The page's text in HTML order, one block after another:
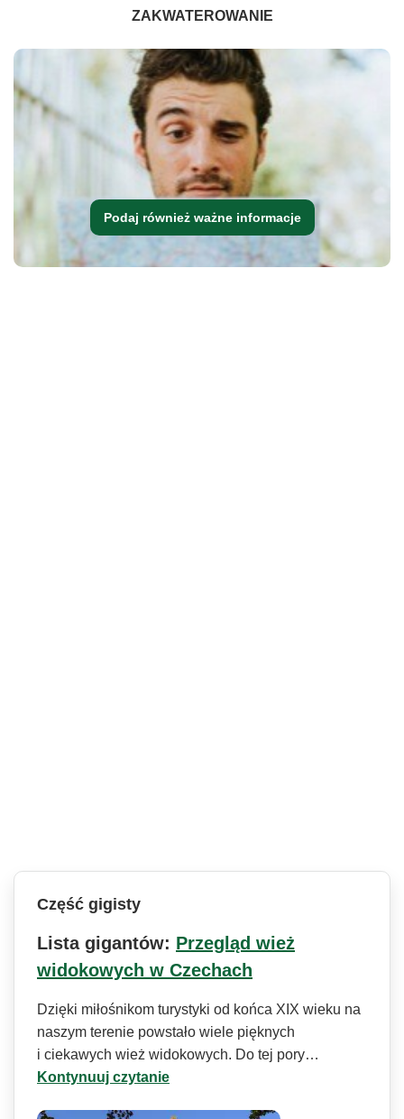
ZAKWATEROWANIE
Podaj również ważne informacje
Część gigisty
Lista gigantów: Przegląd wież
widokowych w Czechach
Dzięki miłośnikom turystyki od końca XIX wieku na
naszym terenie powstało wiele pięknych
i ciekawych wież widokowych. Do tej pory…
Kontynuuj czytanie